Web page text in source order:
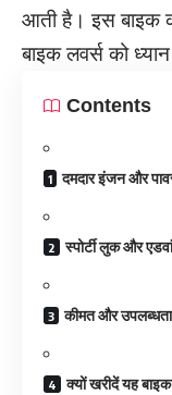
आती है। इस बाइक
बाइक लवर्स को
Contents
दमदार इंजन और
स्पोर्टी लुक और
कीमत और उपलब्धता
क्यों खरीदें यह